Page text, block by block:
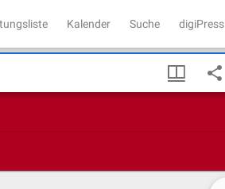
Kalender Suche digiPress